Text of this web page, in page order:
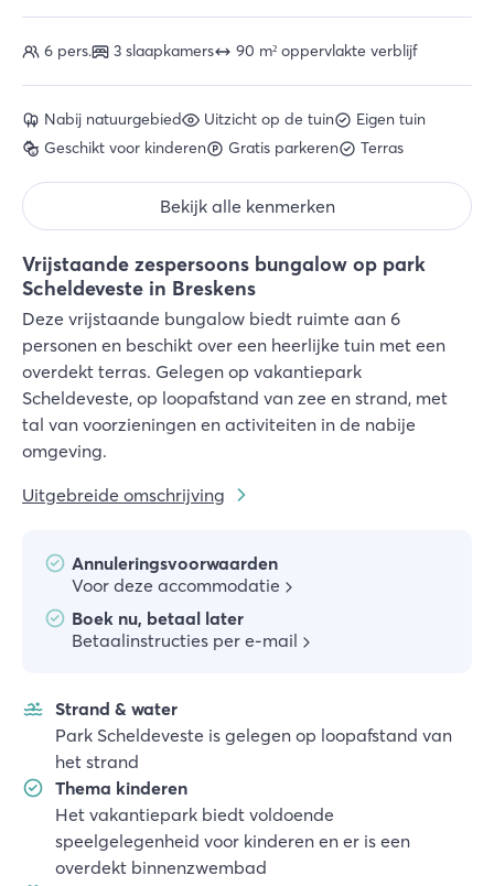
Vrijstaande zespersoons bungalow op park
Scheldeveste in Breskens
Deze vrijstaande bungalow biedt ruimte aan 6
personen en beschikt over een heerlijke tuin met een
overdekt terras. Gelegen op vakantiepark
Scheldeveste, op loopafstand van zee en strand, met
tal van voorzieningen en activiteiten in de nabije
omgeving.
Uitgebreide omschrijving
Annuleringsvoorwaarden
Voor deze accommodatie
Boek nu, betaal later
Betaalinstructies per e-mail
Strand & water
Park Scheldeveste is gelegen op loopafstand van
het strand
Thema kinderen
Het vakantiepark biedt voldoende
speelgelegenheid voor kinderen en er is een
overdekt binnenzwembad
Nabij natuurgebied Uitzicht op de tuin
Eigen tuin
Geschikt voor kinderen
Gratis parkeren Terras
Bekijk alle kenmerken
6 pers. 3 slaapkamers 90 m² oppervlakte verblijf